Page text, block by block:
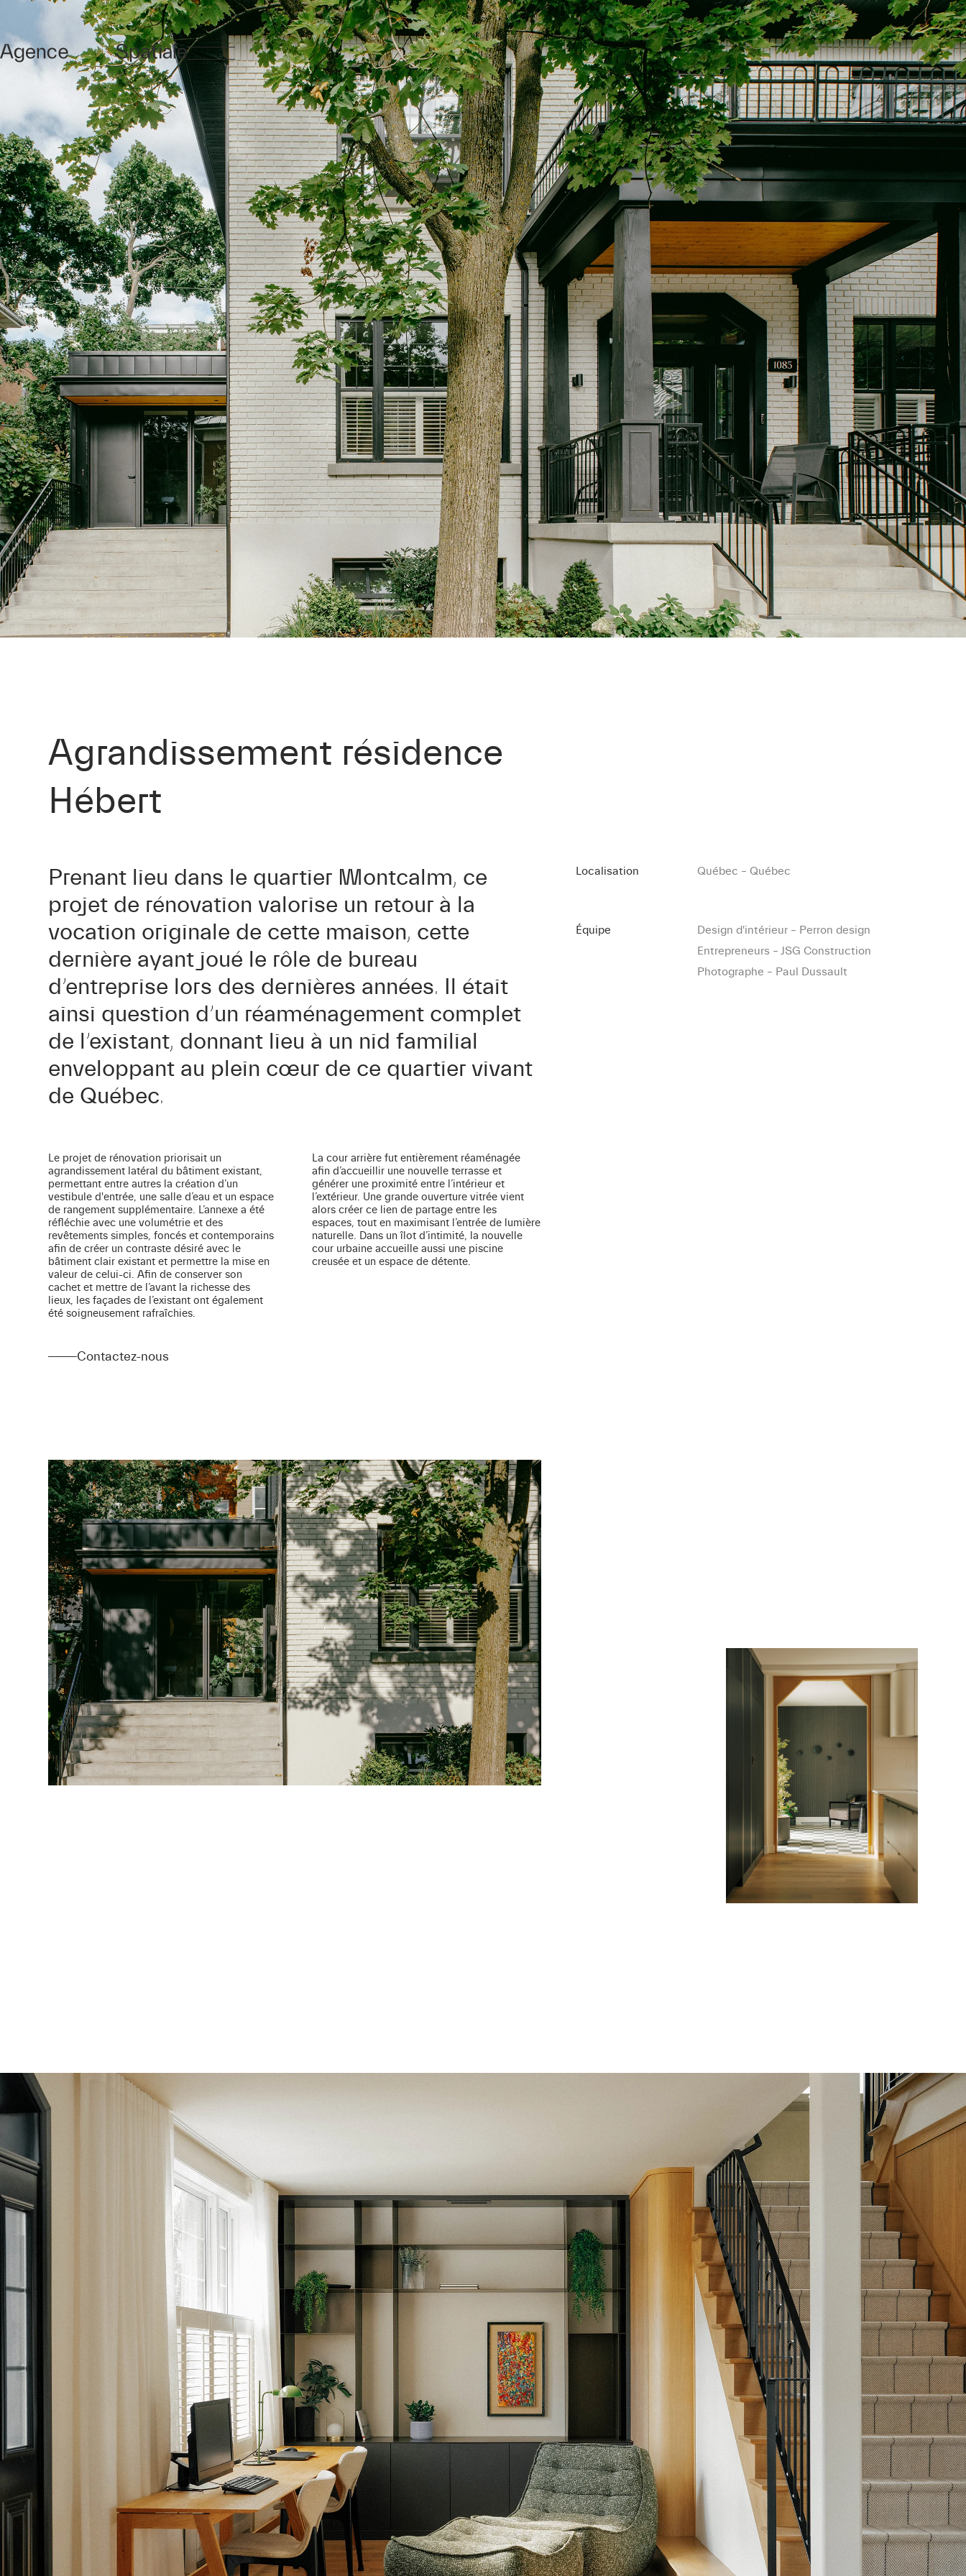
Agrandissement résidence
Hébert
Localisation Québec – Québec
Équipe
Design d'intérieur – Perron design
Entrepreneurs – JSG Construction
Photographe – Paul Dussault
Prenant lieu dans le quartier Montcalm, ce
projet de rénovation valorise un retour à la
vocation originale de cette maison, cette
dernière ayant joué le rôle de bureau
d’entreprise lors des dernières années. Il était
ainsi question d’un réaménagement complet
de l’existant, donnant lieu à un nid familial
enveloppant au plein cœur de ce quartier vivant
de Québec.
Le projet de rénovation priorisait un
agrandissement latéral du bâtiment existant,
permettant entre autres la création d’un
vestibule d'entrée, une salle d’eau et un espace
de rangement supplémentaire. L’annexe a été
réfléchie avec une volumétrie et des
revêtements simples, foncés et contemporains
afin de créer un contraste désiré avec le
bâtiment clair existant et permettre la mise en
valeur de celui-ci. Afin de conserver son
cachet et mettre de l’avant la richesse des
lieux, les façades de l’existant ont également
été soigneusement rafraîchies.
La cour arrière fut entièrement réaménagée
afin d’accueillir une nouvelle terrasse et
générer une proximité entre l’intérieur et
l’extérieur. Une grande ouverture vitrée vient
alors créer ce lien de partage entre les
espaces, tout en maximisant l’entrée de lumière
naturelle. Dans un îlot d’intimité, la nouvelle
cour urbaine accueille aussi une piscine
creusée et un espace de détente.
Contactez-nous